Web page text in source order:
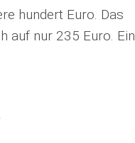
hundert Euro. Das
auf nur 235 Euro. Ein